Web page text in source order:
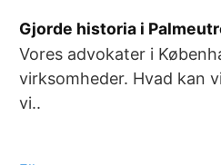
Gjorde historia i
Vores advokater i
virksomheder. Hvad kan
vi..